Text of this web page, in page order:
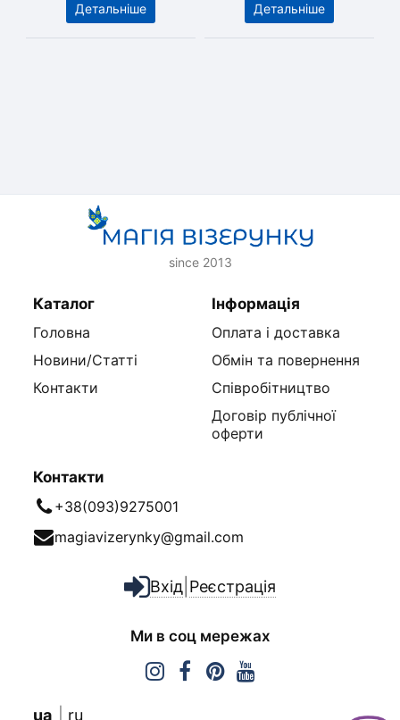
Детальніше Детальніше
since 2013
Каталог
Головна
Новини/Статті
Контакти
Інформація
Оплата і доставка
Обмін та повернення
Співробітництво
Договір публічної
оферти
Контакти
+38(093)9275001
magiavizerynky@gmail.com
Вхід Реєстрація
Ми в соц мережах
ua ru